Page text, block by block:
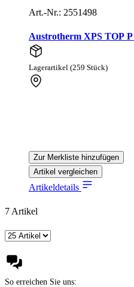
Art.-Nr.: 2551498
Austrotherm XPS TOP
Lagerartikel (259 Stück)
Zur Merkliste hinzufügen
Artikel vergleichen
Artikeldetails
7 Artikel
So erreichen Sie uns: